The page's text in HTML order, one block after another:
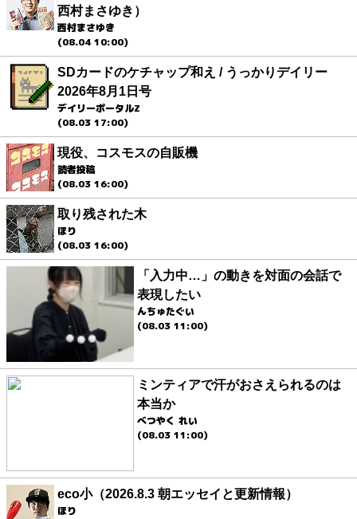
西村まさゆき）
西村まさゆき
(08.04 10:00)
SDカードのケチャップ和え / うっかりデイリー
2026年8月1日号
デイリーポータルZ
(08.03 17:00)
現役、コスモスの自販機
読者投稿
(08.03 16:00)
取り残された木
ほり
(08.03 16:00)
「入力中…」の動きを対面の会話で
表現したい
んちゅたぐい
(08.03 11:00)
ミンティアで汗がおさえられるのは
本当か
べつやく れい
(08.03 11:00)
eco小（2026.8.3 朝エッセイと更新情報）
ほり